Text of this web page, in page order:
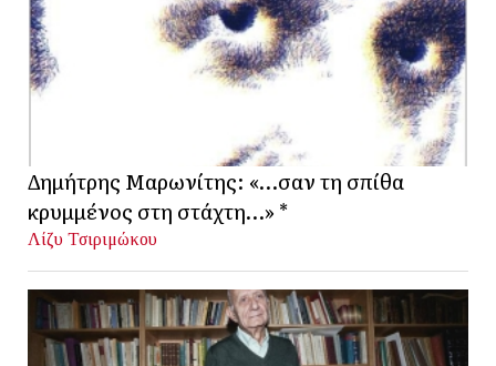
Δημήτρης Μαρωνίτης: «…σαν τη σπίθα
κρυμμένος στη στάχτη…» *
Λίζυ Τσιριμώκου